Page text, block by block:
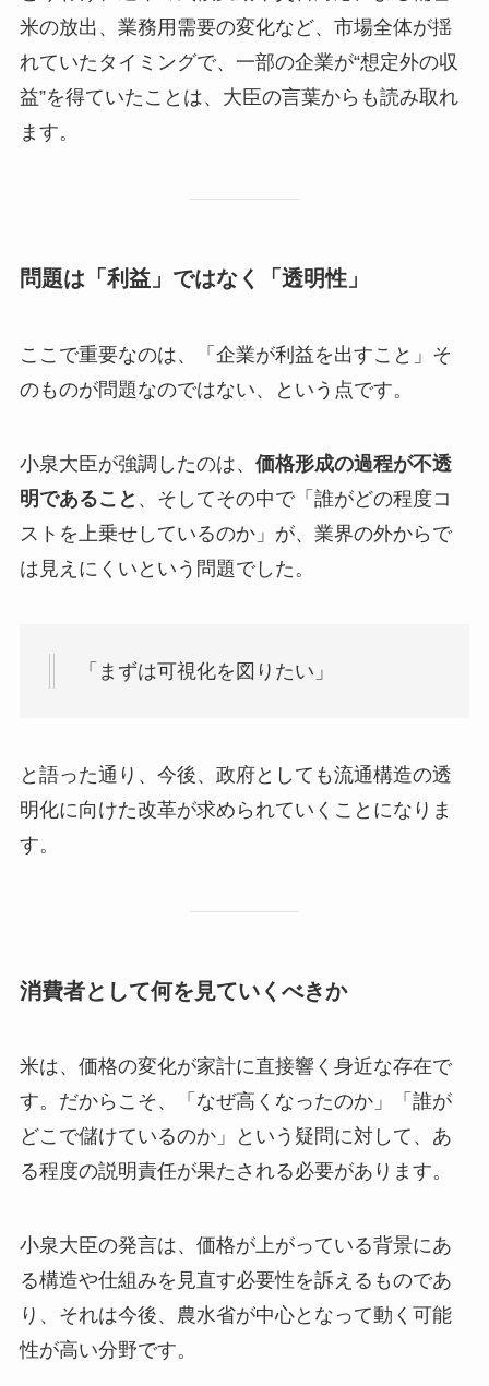
米の放出、業務用需要の変化など、市場全体が揺
れていたタイミングで、一部の企業が“想定外の収
益”を得ていたことは、大臣の言葉からも読み取れ
ます。
問題は「利益」ではなく「透明性」
ここで重要なのは、「企業が利益を出すこと」そ
のものが問題なのではない、という点です。
小泉大臣が強調したのは、 価格形成の過程が不透
明であること 、そしてその中で「誰がどの程度コ
ストを上乗せしているのか」が、業界の外からで
は見えにくいという問題でした。
「まずは可視化を図りたい」
と語った通り、今後、政府としても流通構造の透
明化に向けた改革が求められていくことになりま
す。
消費者として何を見ていくべきか
米は、価格の変化が家計に直接響く身近な存在で
す。だからこそ、「なぜ高くなったのか」「誰が
どこで儲けているのか」という疑問に対して、あ
る程度の説明責任が果たされる必要があります。
小泉大臣の発言は、価格が上がっている背景にあ
る構造や仕組みを見直す必要性を訴えるものであ
り、それは今後、農水省が中心となって動く可能
性が高い分野です。